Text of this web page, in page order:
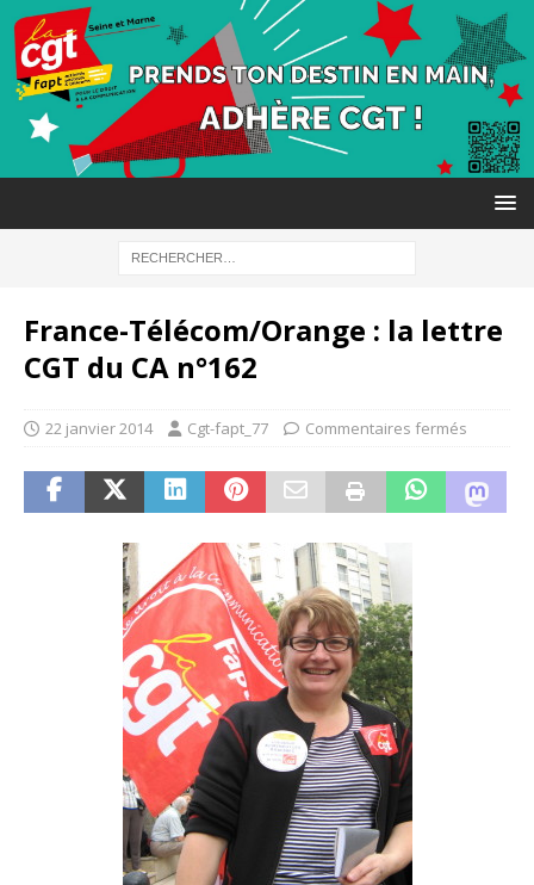
France-Télécom/Orange : la lettre
CGT du CA n°162
22 janvier 2014 Cgt-fapt_77 Commentaires fermés